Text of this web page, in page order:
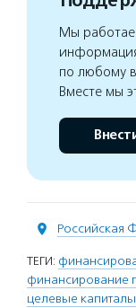
Мы
по любому
Вместе мы
Российская
ТЕГИ:
финансирование
целевые капиталы